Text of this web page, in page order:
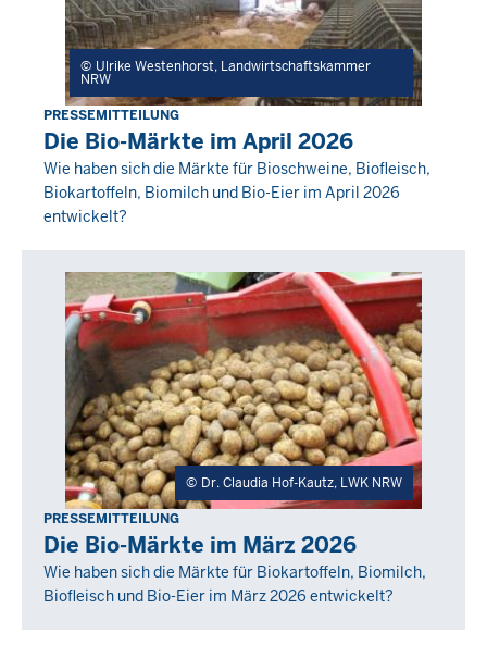
Ulrike Westenhorst, Landwirtschaftskammer
NRW
Freitag,
29
Mai
2026
-
00:00
PRESSEMITTEILUNG
Die Bio-Märkte im April 2026
Wie haben sich die Märkte für Bioschweine, Biofleisch,
Biokartoffeln, Biomilch und Bio-Eier im April 2026
entwickelt?
Dr. Claudia Hof-Kautz, LWK NRW
Donnerstag,
30
April
2026
-
PRESSEMITTEILUNG
Die Bio-Märkte im März 2026
Wie haben sich die Märkte für Biokartoffeln, Biomilch,
Biofleisch und Bio-Eier im März 2026 entwickelt?